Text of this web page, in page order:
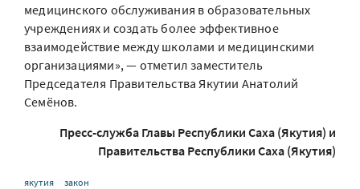
медицинского обслуживания в образовательных
учреждениях и создать более эффективное
взаимодействие между школами и медицинскими
организациями», — отметил заместитель
Председателя Правительства Якутии Анатолий
Семёнов.
Пресс-служба Главы Республики Саха (Якутия) и
Правительства Республики Саха (Якутия)
якутия закон